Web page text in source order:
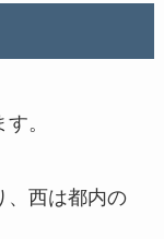
。
、西は都内の